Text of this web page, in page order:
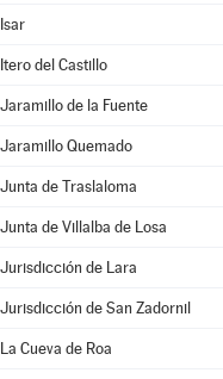
Isar
Itero del Castillo
Jaramillo de la Fuente
Jaramillo Quemado
Junta de Traslaloma
Junta de Villalba de Losa
Jurisdicción de Lara
Jurisdicción de San Zadornil
La Cueva de Roa